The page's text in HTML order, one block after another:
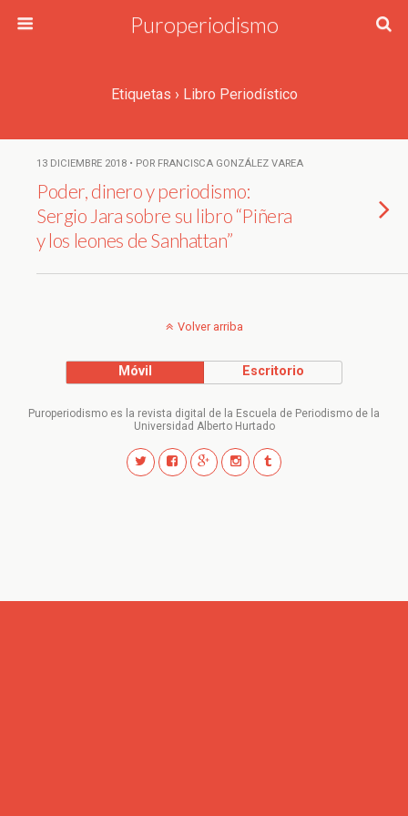
Puroperiodismo
Etiquetas › Libro Periodístico
13 DICIEMBRE 2018 • POR FRANCISCA GONZÁLEZ VAREA
Poder, dinero y periodismo:
Sergio Jara sobre su libro “Piñera
y los leones de Sanhattan”
Volver arriba
Móvil Escritorio
Puroperiodismo es la revista digital de la Escuela de Periodismo de la
Universidad Alberto Hurtado